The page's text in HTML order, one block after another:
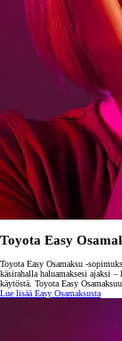
Toyota Easy
Toyota Easy Osamaksu -
käsirahalla haluamaksesi ajaksi
käytöstä. Toyota Easy
Lue lisää Easy Osamaksusta